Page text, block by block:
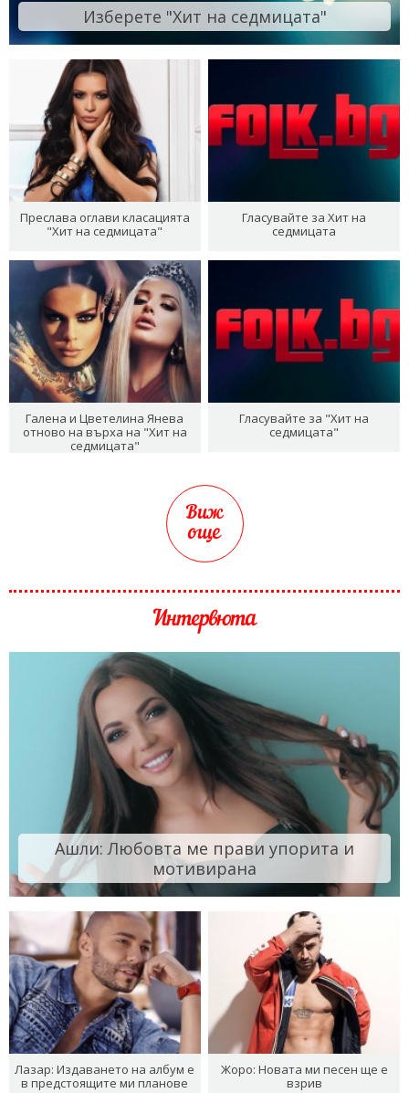
Изберете "Хит на седмицата"
Преслава оглави класацията
"Хит на седмицата"
Гласувайте за Хит на
седмицата
Галена и Цветелина Янева
отново на върха на "Хит на
седмицата"
Гласувайте за "Хит на
седмицата"
Виж
още
Интервюта
Ашли: Любовта ме прави упорита и
мотивирана
Лазар: Издаването на албум е
в предстоящите ми планове
Жоро: Новата ми песен ще е
взрив